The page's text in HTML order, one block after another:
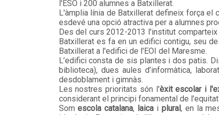
l'ESO i 200 alumnes a Batxillerat.
L'àmplia línia de Batxillerat defineix força el
esdevé una opció atractiva per a alumnes
Des del curs 2012-2013 l'institut
Batxillerat es fa en un edifici contigu, seu
Batxillerat a l'edifici de l'EOI del Maresme.
L’edifici consta de sis plantes i dos patis.
biblioteca), dues aules d’informàtica,
desdoblament i gimnàs.
Les nostres prioritats són l'èxit escolar i
considerant el principi fonamental de
Somescola catalana, laica i plural, en la